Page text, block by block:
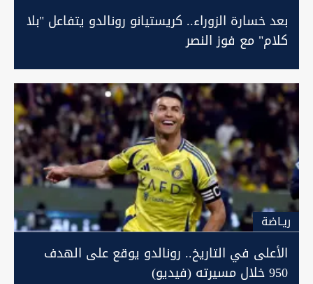
بعد خسارة الزوراء.. كريستيانو رونالدو يتفاعل "بلا
كلام" مع فوز النصر
ريـاضة
الأعلى في التاريخ.. رونالدو يوقع على الهدف
950 خلال مسيرته (فيديو)